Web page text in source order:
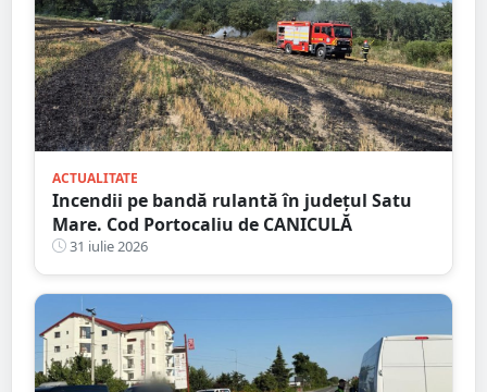
ACTUALITATE
Incendii pe bandă rulantă în județul Satu
Mare. Cod Portocaliu de CANICULĂ
31 iulie 2026